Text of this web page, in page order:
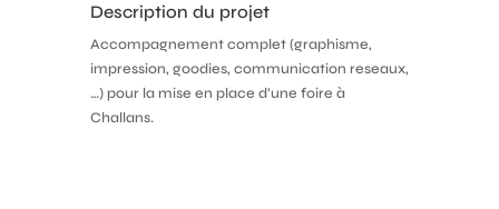
Description du projet
Accompagnement complet (graphisme,
impression, goodies, communication reseaux,
…) pour la mise en place d’une foire à
Challans.